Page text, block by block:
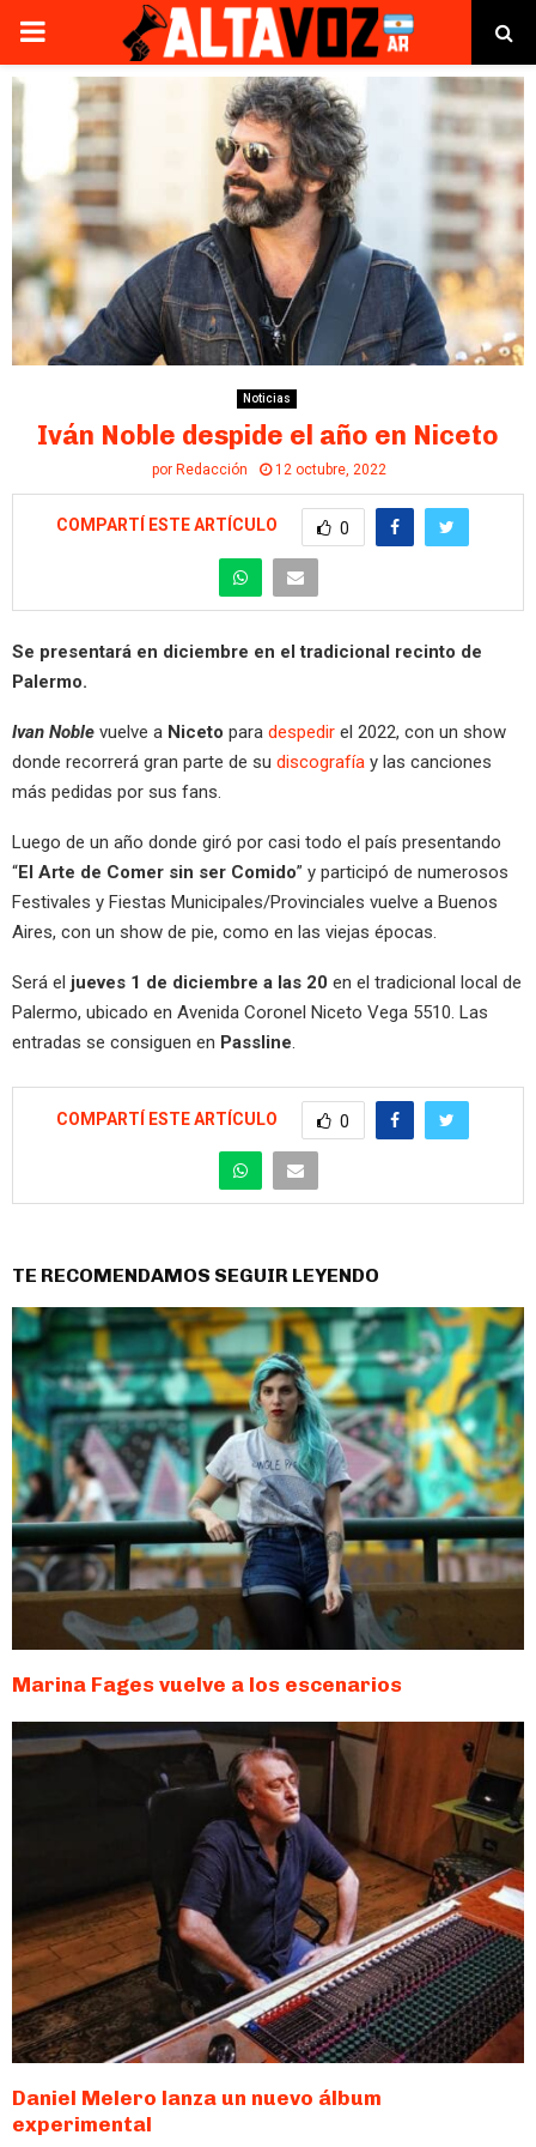
PRIMARY
MENU
Noticias
Iván Noble despide el año en Niceto
por Redacción 12 octubre, 2022
COMPARTÍ ESTE ARTÍCULO 0
Se presentará en diciembre en el tradicional recinto de
Palermo.
Ivan Noble vuelve a Niceto para despedir el 2022, con un show
donde recorrerá gran parte de su discografía y las canciones
más pedidas por sus fans.
Luego de un año donde giró por casi todo el país presentando
“El Arte de Comer sin ser Comido” y participó de numerosos
Festivales y Fiestas Municipales/Provinciales vuelve a Buenos
Aires, con un show de pie, como en las viejas épocas.
Será el jueves 1 de diciembre a las 20 en el tradicional local de
Palermo, ubicado en Avenida Coronel Niceto Vega 5510. Las
entradas se consiguen en Passline.
COMPARTÍ ESTE ARTÍCULO 0
TE RECOMENDAMOS SEGUIR LEYENDO
Marina Fages vuelve a los escenarios
Daniel Melero lanza un nuevo álbum
experimental